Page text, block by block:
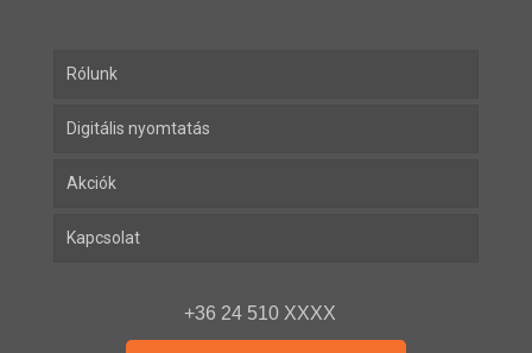
Rólunk
Digitális nyomtatás
Akciók
Kapcsolat
+36 24 510 XXXX